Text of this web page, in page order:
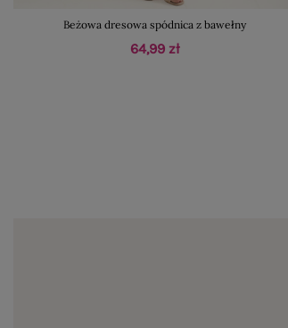
Beżowa dresowa spódnica z bawełny
64,99 zł